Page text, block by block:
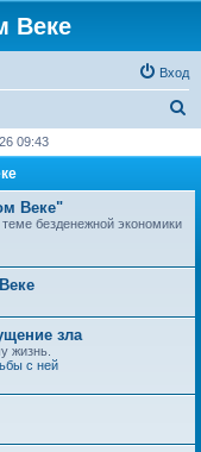
Веке
Вход
с
09:43
Веке"
безденежной экономики
зла
жизнь.
с ней